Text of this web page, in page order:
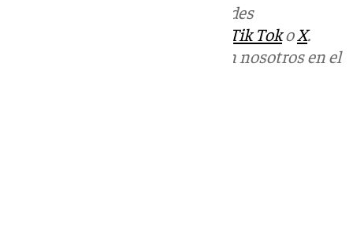
en las redes
Tik TokoX.
Puedes ponerte en contacto con nosotros en el